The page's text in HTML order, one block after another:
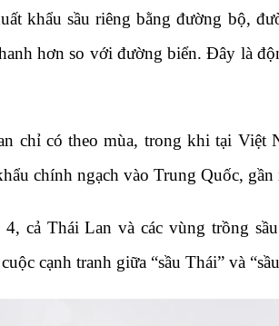
khẩu sầu riêng bằng đường bộ,
hơn so với đường biển. Đây là
chỉ có theo mùa, trong khi tại Việt
chính ngạch vào Trung Quốc,
cả Thái Lan và các vùng trồng
cạnh tranh giữa “sầu Thái” và